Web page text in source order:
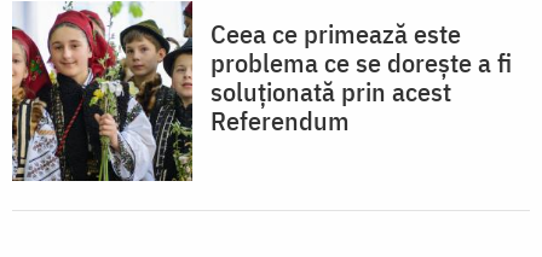
Ceea ce primează este
problema ce se doreşte a fi
soluţionată prin acest
Referendum